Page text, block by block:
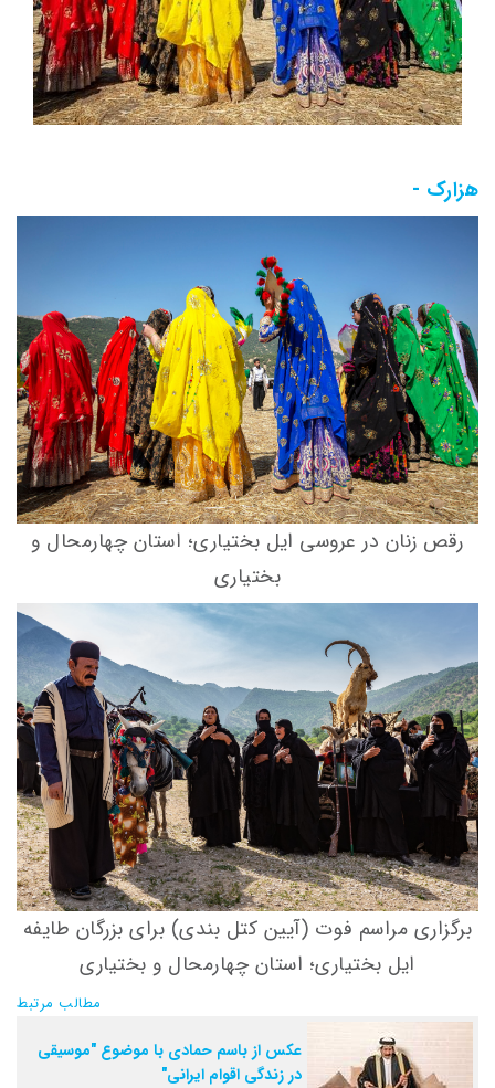
هزارک -
رقص زنان در عروسی ایل بختیاری؛ استان چهارمحال و
بختیاری
برگزاری مراسم فوت (آیین کتل بندی) برای بزرگان طایفه
ایل بختیاری؛ استان چهارمحال و بختیاری
مطالب مرتبط
عکس از باسم حمادی با موضوع "موسیقی
در زندگی اقوام ایرانی"